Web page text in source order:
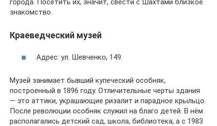
города. Посетить их, значит, свести с Шахтами близкое
знакомство.
Краеведческий музей
Адрес: ул. Шевченко, 149.
Музей занимает бывший купеческий особняк,
построенный в 1896 году. Отличительные черты здания
— это аттики, украшающие ризалит и парадное крыльцо.
После революции особняк служил на благо детей. В нём
располагались детский сад, школа, библиотека, а с 1983